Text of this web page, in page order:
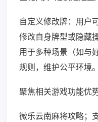
自定义修改牌：用户
修改自身牌型或隐藏
用于多种场景（如与
规则，维护公平环境。
聚焦相关游戏功能优
微乐云南麻将攻略；